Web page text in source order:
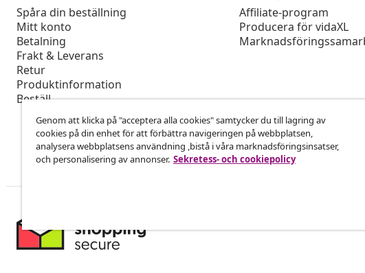
Spåra din beställning
Mitt konto
Betalning
Frakt & Leverans
Retur
Produktinformation
Beställ
Affiliate-program
Producera för vidaXL
Genom att klicka på "acceptera alla cookies" samtycker du till lagring av
cookies på din enhet för att förbättra navigeringen på webbplatsen,
analysera webbplatsens användning ,bistå i våra marknadsföringsinsatser,
och personalisering av annonser. Sekretess- och cookiepolicy